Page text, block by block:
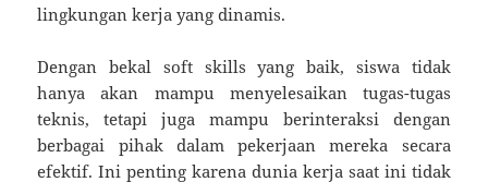
lingkungan kerja yang dinamis.
Dengan bekal soft skills yang baik, siswa tidak
hanya akan mampu menyelesaikan tugas-tugas
teknis, tetapi juga mampu berinteraksi dengan
berbagai pihak dalam pekerjaan mereka secara
efektif. Ini penting karena dunia kerja saat ini tidak